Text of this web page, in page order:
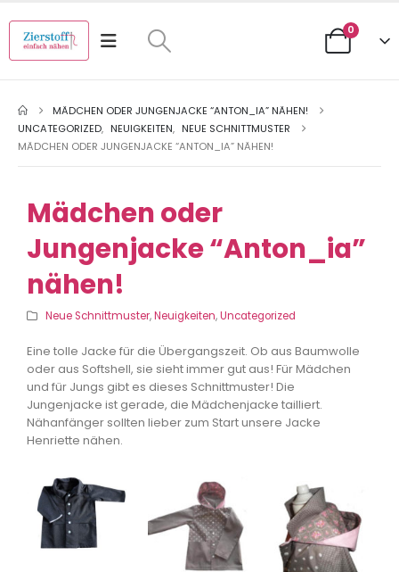
0
MÄDCHEN ODER JUNGENJACKE “ANTON_IA” NÄHEN!
UNCATEGORIZED, NEUIGKEITEN, NEUE SCHNITTMUSTER
MÄDCHEN ODER JUNGENJACKE “ANTON_IA” NÄHEN!
Mädchen oder
Jungenjacke “Anton_ia”
nähen!
Neue Schnittmuster,Neuigkeiten,Uncategorized
Eine tolle Jacke für die Übergangszeit. Ob aus Baumwolle
oder aus Softshell, sie sieht immer gut aus! Für Mädchen
und für Jungs gibt es dieses Schnittmuster! Die
Jungenjacke ist gerade, die Mädchenjacke tailliert.
Nähanfänger sollten lieber zum Start unsere Jacke
Henriette nähen.